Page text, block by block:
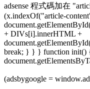
adsense 程式碼加在
(x.indexOf("article-
+ DIVs[i].innerHTML +
break; } } } function init()
(adsbygoogle =